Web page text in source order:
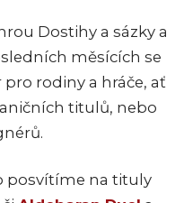
Dostihy a sázky a
měsících se
rodiny a hráče, ať
titulů, nebo
posvítíme na tituly